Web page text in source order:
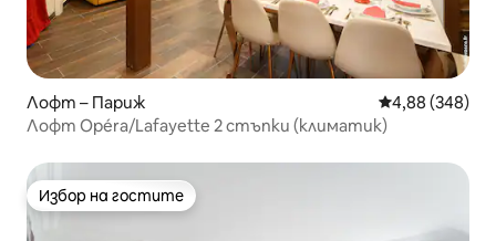
Лофт – Париж Средна
4,88 (348)
Лофт Opéra/Lafayette 2 стъпки (климатик)
Избор на гостите
Избор на гостите